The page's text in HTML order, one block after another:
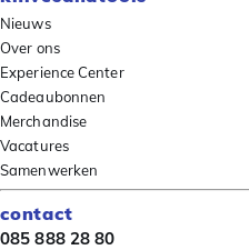
Nieuws
Over ons
Experience Center
Cadeaubonnen
Merchandise
Vacatures
Samenwerken
contact
085 888 28 80